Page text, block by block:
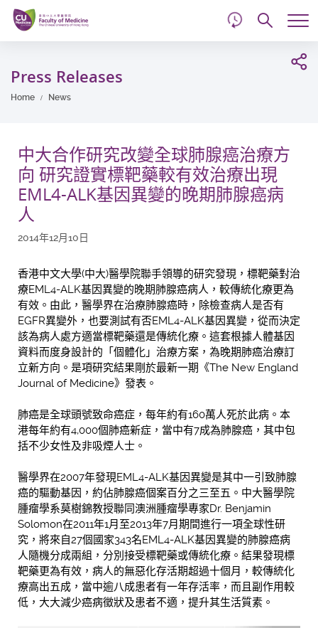
Skip
main
content
Press Releases
Home News
中大合作研究改變全球肺腺癌治療方
向 研究證實標靶藥較有效治療出現
EML4-ALK基因異變的晚期肺腺癌病
人
2014年12月10日
香港中文大學(中大)醫學院聯手領導的研究發現，標靶藥對治
療EML4-ALK基因異變的晚期肺腺癌病人，較傳統化療更為
有效。由此，醫學界在治療肺腺癌時，除檢查病人是否有
EGFR異變外，也要測試有否EML4-ALK基因異變，從而決定
該為病人處方適當標靶藥還是傳統化療。這套根據人體基因
資料而度身設計的「個體化」治療方案，為晚期肺癌治療訂
立新方向。是項研究結果剛於最新一期《The New England
Journal of Medicine》發表。
肺癌是全球頭號致命癌症，每年約有160萬人死於此病。本
港每年約有4,000個肺癌新症，當中有7成為肺腺癌，其中包
括不少女性及非吸煙人士。
醫學界在2007年發現EML4-ALK基因異變是其中一引致肺腺
癌的驅動基因，約佔肺腺癌個案百分之三至五。中大醫學院
腫瘤學系莫樹錦教授聯同澳洲腫瘤學專家Dr. Benjamin
Solomon在2011年1月至2013年7月期間進行一項全球性研
究，將來自27個國家343名EML4-ALK基因異變的肺腺癌病
人隨機分成兩組，分別接受標靶藥或傳統化療。結果發現標
靶藥更為有效，病人的無惡化存活期超過十個月，較傳統化
療高出五成，當中逾八成患者有一年存活率，而且副作用較
低，大大減少癌病徵狀及患者不適，提升其生活質素。